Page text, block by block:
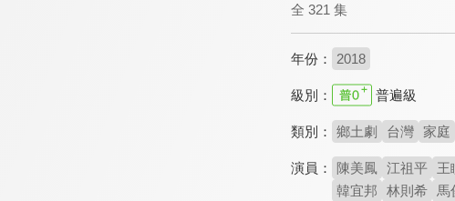
全 321 集
年份： 2018
級別： 普遍級
類別： 鄉土劇 台灣 家庭
演員： 陳美鳳 江祖平 王
韓宜邦
林則希 馬